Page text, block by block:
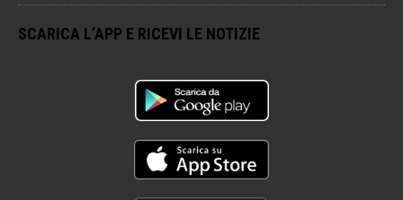
SCARICA L’APP E RICEVI LE NOTIZIE